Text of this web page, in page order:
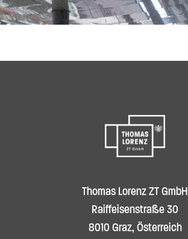
Thomas Lorenz ZT GmbH
Raiffeisenstraße 30
8010 Graz, Österreich